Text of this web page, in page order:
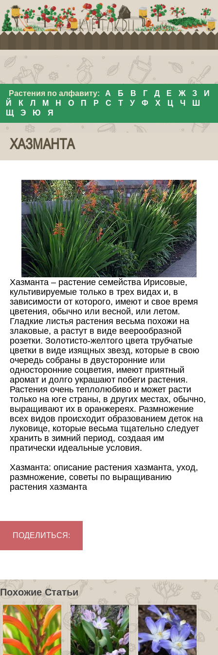
Растения по алфавиту: А Б В Г Д Е Ж З
И
Й
К Л М Н О П Р С Т У Ф Х Ц Ч
Ш
Щ
Э Ю Я
ХАЗМАНТА
Хазманта – растение семейства Ирисовые,
культивируемые только в трех видах и, в
зависимости от которого, имеют и свое время
цветения, обычно или весной, или летом.
Гладкие листья растения весьма похожи на
злаковые, а растут в виде веерообразной
розетки. Золотисто-желтого цвета трубчатые
цветки в виде изящных звезд, которые в свою
очередь собраны в двусторонние или
односторонние соцветия, имеют приятный
аромат и долго украшают побеги растения.
Растения очень теплолюбиво и может расти
только на юге страны, в других местах, обычно,
выращивают их в оранжереях. Размножение
всех видов происходит образованием деток на
луковице, которые весьма тщательно следует
хранить в зимний период, создаая им
пратически идеальные условия.
Хазманта: описание растения хазманта, уход,
размножение, советы по выращиванию
растения хазманта
ПОДЕЛИТЬСЯ:
Похожие Статьи